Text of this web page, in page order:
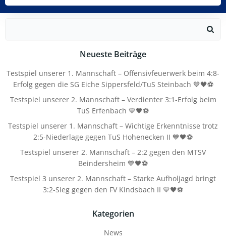
Neueste Beiträge
Testspiel unserer 1. Mannschaft – Offensivfeuerwerk beim 4:8-
Erfolg gegen die SG Eiche Sippersfeld/TuS Steinbach 💙🖤⚽
Testspiel unserer 2. Mannschaft – Verdienter 3:1-Erfolg beim
TuS Erfenbach 💙🖤⚽
Testspiel unserer 1. Mannschaft – Wichtige Erkenntnisse trotz
2:5-Niederlage gegen TuS Hohenecken II 💙🖤⚽
Testspiel unserer 2. Mannschaft – 2:2 gegen den MTSV
Beindersheim 💙🖤⚽
Testspiel 3 unserer 2. Mannschaft – Starke Aufholjagd bringt
3:2-Sieg gegen den FV Kindsbach II 💙🖤⚽
Kategorien
News